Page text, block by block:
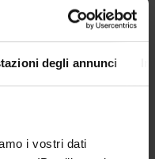
degli annunci
i vostri dati